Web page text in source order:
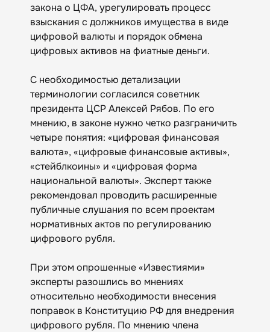
закона о ЦФА, урегулировать процесс
взыскания с должников имущества в виде
цифровой валюты и порядок обмена
цифровых активов на фиатные деньги.
С необходимостью детализации
терминологии согласился советник
президента ЦСР Алексей Рябов. По его
мнению, в законе нужно четко разграничить
четыре понятия: «цифровая финансовая
валюта», «цифровые финансовые активы»,
«стейблкоины» и «цифровая форма
национальной валюты». Эксперт также
рекомендовал проводить расширенные
публичные слушания по всем проектам
нормативных актов по регулированию
цифрового рубля.
При этом опрошенные «Известиями»
эксперты разошлись во мнениях
относительно необходимости внесения
поправок в Конституцию РФ для внедрения
цифрового рубля. По мнению члена